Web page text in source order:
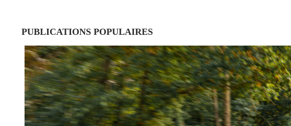
PUBLICATIONS POPULAIRES